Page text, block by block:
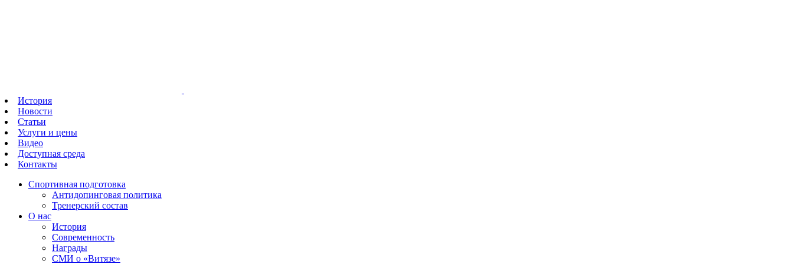
История
Новости
Статьи
Услуги и цены
Видео
Доступная среда
Контакты
Спортивная подготовка
Антидопинговая политика
Тренерский состав
О нас
История
Современность
Награды
СМИ о «Витязе»